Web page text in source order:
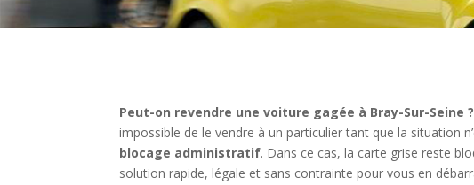
Peut-on revendre une voiture gagée à Bray-Sur-Seine ?
impossible de le vendre à un particulier tant que la situation
blocage administratif. Dans ce cas, la carte grise reste
solution rapide, légale et sans contrainte pour vous en